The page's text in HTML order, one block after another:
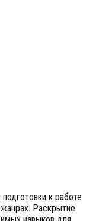
к работе
Раскрытие